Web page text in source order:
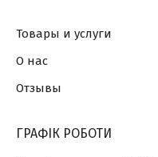
Товары и услуги
О нас
Отзывы
ГРАФІК РОБОТИ